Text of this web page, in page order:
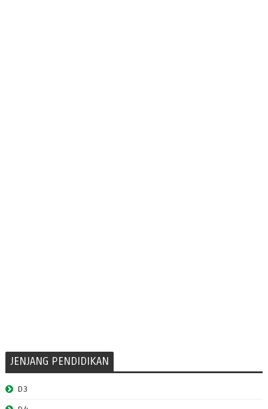
JENJANG PENDIDIKAN
D3